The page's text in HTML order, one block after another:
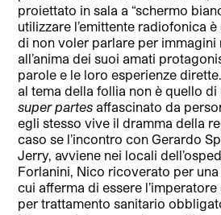
proiettato in sala a “schermo
utilizzare l’emittente radiofonica è
di non voler parlare per immagini
all’anima dei suoi amati
parole e le loro esperienze
al tema della follia non è quello
super partesaffascinato da
egli stesso vive il dramma della
caso se l’incontro con Gerardo
Jerry, avviene nei locali
Forlanini, Nico ricoverato per
cui afferma di essere
per trattamento sanitario